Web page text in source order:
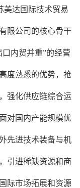
美达国际技术贸易
限公司的核心骨干
内贸并重”的经营
度熟悉的优势，抢
强化供应链综合运
对国内产能规模优
先进技术装备与机
引进稀缺资源和商
际市场拓展和资源